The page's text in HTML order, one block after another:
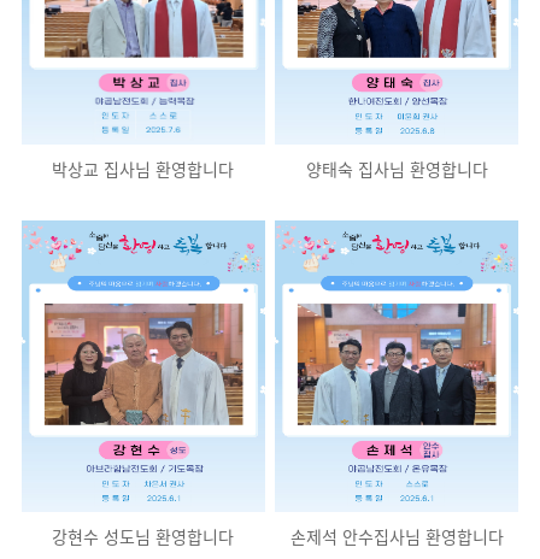
박상교 집사님 환영합니다 양태숙 집사님 환영합니다
강현수 성도님 환영합니다 손제석 안수집사님 환영합니다